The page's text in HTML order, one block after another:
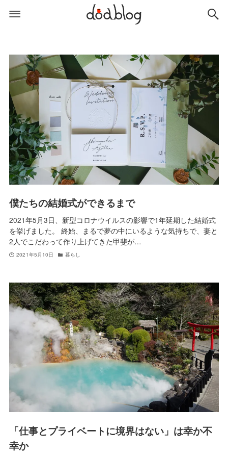
僕たちの結婚式ができるまで
2021年5月3日、新型コロナウイルスの影響で1年延期した結婚式
を挙げました。 終始、まるで夢の中にいるような気持ちで、妻と
2人でこだわって作り上げてきた甲斐が…
2021年5月10日 暮らし
「仕事とプライベートに境界はない」は幸か不
幸か